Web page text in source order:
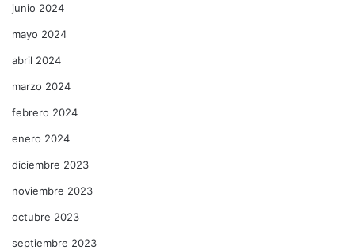
junio 2024
mayo 2024
abril 2024
marzo 2024
febrero 2024
enero 2024
diciembre 2023
noviembre 2023
octubre 2023
septiembre 2023